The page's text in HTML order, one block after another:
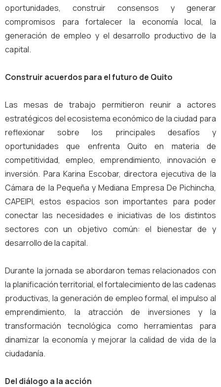
oportunidades, construir consensos y generar
compromisos para fortalecer la economía local, la
generación de empleo y el desarrollo productivo de la
capital.
Construir acuerdos para el futuro de Quito
Las mesas de trabajo permitieron reunir a actores
estratégicos del ecosistema económico de la ciudad para
reflexionar sobre los principales desafíos y
oportunidades que enfrenta Quito en materia de
competitividad, empleo, emprendimiento, innovación e
inversión. Para Karina Escobar, directora ejecutiva de la
Cámara de la Pequeña y Mediana Empresa De Pichincha,
CAPEIPI, estos espacios son importantes para poder
conectar las necesidades e iniciativas de los distintos
sectores con un objetivo común: el bienestar de y
desarrollo de la capital.
Durante la jornada se abordaron temas relacionados con
la planificación territorial, el fortalecimiento de las cadenas
productivas, la generación de empleo formal, el impulso al
emprendimiento, la atracción de inversiones y la
transformación tecnológica como herramientas para
dinamizar la economía y mejorar la calidad de vida de la
ciudadanía.
Del diálogo a la acción